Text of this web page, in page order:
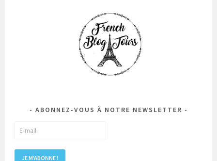
ABONNEZ-VOUS À NOTRE NEWSLETTER